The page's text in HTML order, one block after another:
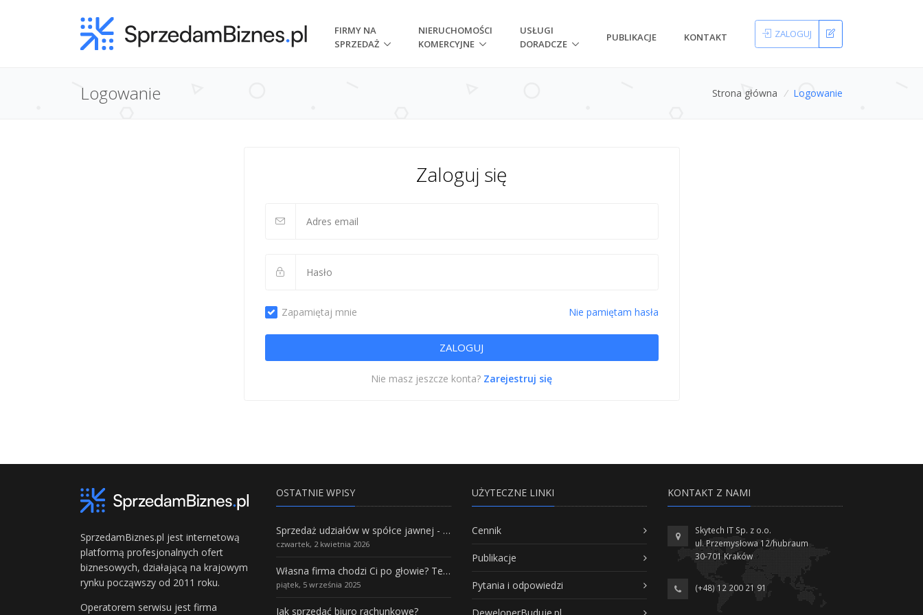
FIRMY NA
SPRZEDAŻ
NIERUCHOMOŚCI
KOMERCYJNE
USŁUGI
DORADCZE
PUBLIKACJE KONTAKT ZALOGUJ
Logowanie Strona główna / Logowanie
Zaloguj się
Zapamiętaj mnie Nie pamiętam hasła
Nie masz jeszcze konta? Zarejestruj się
SprzedamBiznes.pl jest internetową
platformą profesjonalnych ofert
biznesowych, działającą na krajowym
rynku począwszy od 2011 roku.
Operatorem serwisu jest firma
OSTATNIE WPISY
Sprzedaż udziałów w spółce jawnej - Wszystko, co trzeba wiedzieć.
czwartek, 2 kwietnia 2026
Własna firma chodzi Ci po głowie? Te branże mają największy potencjał rozwoju
piątek, 5 września 2025
Jak sprzedać biuro rachunkowe?
UŻYTECZNE LINKI
Cennik
Publikacje
Pytania i odpowiedzi
KONTAKT Z NAMI
Skytech IT Sp. z o.o.
ul. Przemysłowa 12/hubraum
30-701 Kraków
(+48) 12 200 21 91